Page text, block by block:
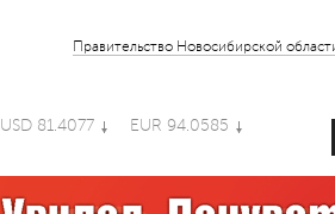
Правительство Новосибирской
USD 81.4077 EUR 94.0585